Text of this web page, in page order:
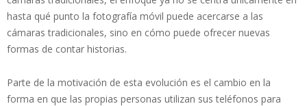
hasta qué punto la fotografía móvil puede acercarse a las
cámaras tradicionales, sino en cómo puede ofrecer nuevas
formas de contar historias.
Parte de la motivación de esta evolución es el cambio en la
forma en que las propias personas utilizan sus teléfonos para